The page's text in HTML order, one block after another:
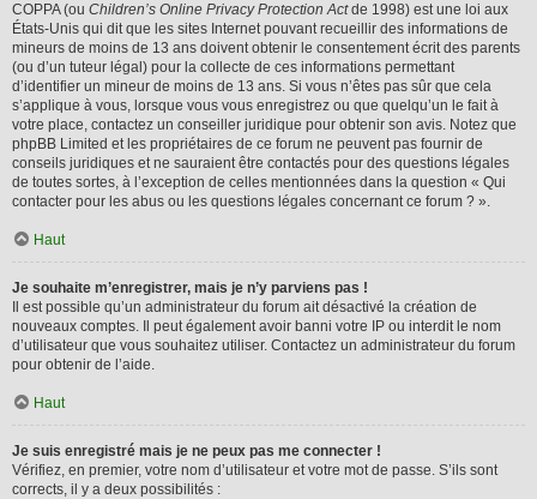
COPPA (ou Children’s Online Privacy Protection Actde 1998) est une loi aux
États-Unis qui dit que les sites Internet pouvant recueillir des informations de
mineurs de moins de 13 ans doivent obtenir le consentement écrit des parents
(ou d’un tuteur légal) pour la collecte de ces informations permettant
d’identifier un mineur de moins de 13 ans. Si vous n’êtes pas sûr que cela
s’applique à vous, lorsque vous vous enregistrez ou que quelqu’un le fait à
votre place, contactez un conseiller juridique pour obtenir son avis. Notez que
phpBB Limited et les propriétaires de ce forum ne peuvent pas fournir de
conseils juridiques et ne sauraient être contactés pour des questions légales
de toutes sortes, à l’exception de celles mentionnées dans la question « Qui
contacter pour les abus ou les questions légales concernant ce forum ? ».
Haut
Je souhaite m’enregistrer, mais je n’y parviens pas !
Il est possible qu’un administrateur du forum ait désactivé la création de
nouveaux comptes. Il peut également avoir banni votre IP ou interdit le nom
d’utilisateur que vous souhaitez utiliser. Contactez un administrateur du forum
pour obtenir de l’aide.
Haut
Je suis enregistré mais je ne peux pas me connecter !
Vérifiez, en premier, votre nom d’utilisateur et votre mot de passe. S’ils sont
corrects, il y a deux possibilités :